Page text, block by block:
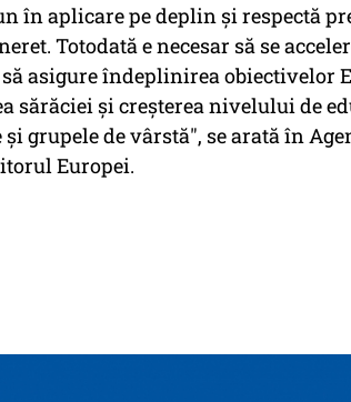
în aplicare pe deplin și respectă
Totodată e necesar să se
asigure îndeplinirea obiectivelor
sărăciei și creșterea nivelului de
grupele de vârstă", se arată în
Europei.